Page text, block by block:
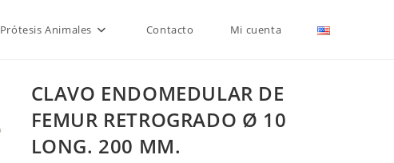
Prótesis Animales Contacto Mi cuenta
CLAVO ENDOMEDULAR DE
FEMUR RETROGRADO Ø 10
LONG. 200 MM.